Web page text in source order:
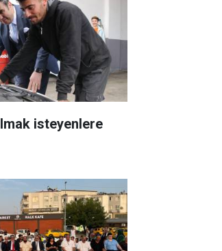
isteyenlere